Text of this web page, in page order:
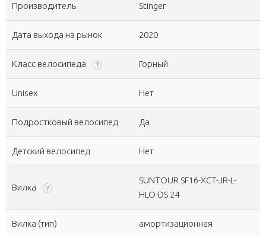
Производитель Stinger
Дата выхода на рынок 2020
Класс велосипеда ? Горный
Unisex Нет
Подростковый велосипед Да
Детский велосипед Нет
Вилка ?
SUNTOUR SF16-XCT-JR-L-
HLO-DS 24
Вилка (тип) амортизационная